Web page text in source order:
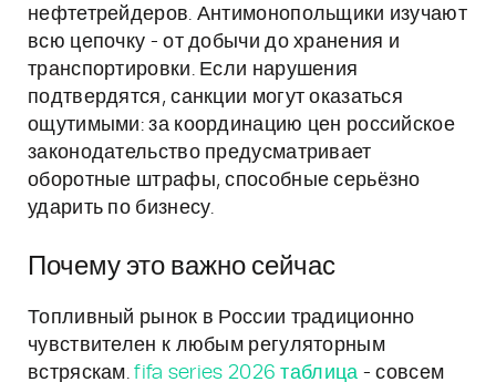
нефтетрейдеров. Антимонопольщики изучают
всю цепочку - от добычи до хранения и
транспортировки. Если нарушения
подтвердятся, санкции могут оказаться
ощутимыми: за координацию цен российское
законодательство предусматривает
оборотные штрафы, способные серьёзно
ударить по бизнесу.
Почему это важно сейчас
Топливный рынок в России традиционно
чувствителен к любым регуляторным
встряскам.fifa series 2026 таблица - совсем